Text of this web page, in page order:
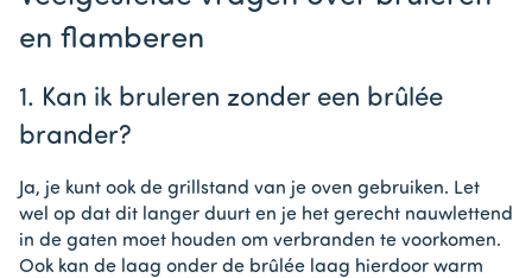
en flamberen
1. Kan ik bruleren zonder een brûlée
brander?
Ja, je kunt ook de grillstand van je oven gebruiken. Let
wel op dat dit langer duurt en je het gerecht nauwlettend
in de gaten moet houden om verbranden te voorkomen.
Ook kan de laag onder de brûlée laag hierdoor warm